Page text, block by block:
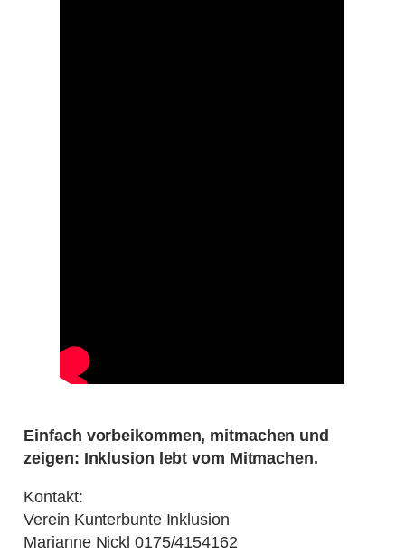
Einfach vorbeikommen, mitmachen und
zeigen: Inklusion lebt vom Mitmachen.
Kontakt:
Verein Kunterbunte Inklusion
Marianne Nickl 0175/4154162